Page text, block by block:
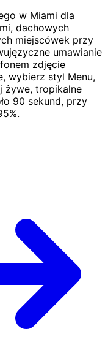
w Miami dla
dachowych
miejscówek przy
umawianie
zdjęcie
wybierz styl Menu,
żywe, tropikalne
90 sekund, przy